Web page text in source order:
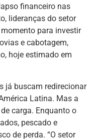
financeiro nas
lideranças do setor
para investir
e cabotagem,
hoje estimado em
já buscam redirecionar
Latina. Mas a
carga. Enquanto o
pescado e
de perda. “O setor